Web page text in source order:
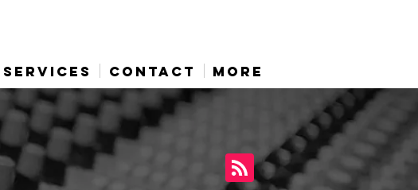
SERVICES CONTACT More